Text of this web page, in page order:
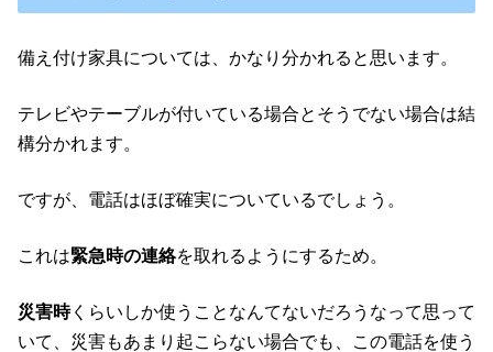
備え付け家具については、かなり分かれると思います。
テレビやテーブルが付いている場合とそうでない場合は結
構分かれます。
ですが、電話はほぼ確実についているでしょう。
これは緊急時の連絡を取れるようにするため。
災害時くらいしか使うことなんてないだろうなって思って
いて、災害もあまり起こらない場合でも、この電話を使う